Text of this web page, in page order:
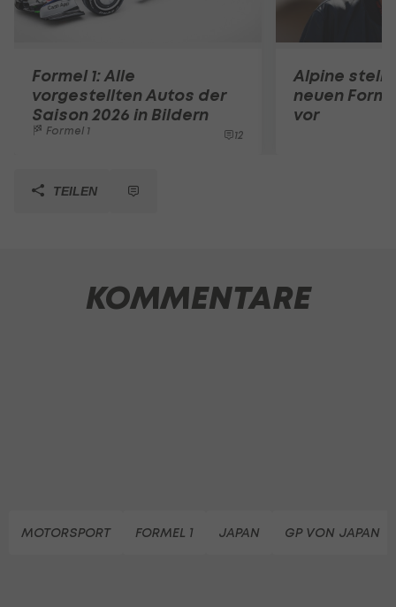
Formel 1: Alle
vorgestellten Autos der
Saison 2026 in Bildern
Formel 1 12
Alpine stellt
neuen
vor
TEILEN
KOMMENTARE
MOTORSPORT FORMEL 1 JAPAN GP VON JAPAN